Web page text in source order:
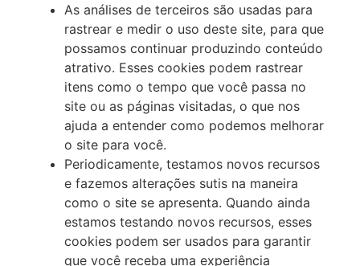
As análises de terceiros são usadas para
rastrear e medir o uso deste site, para que
possamos continuar produzindo conteúdo
atrativo. Esses cookies podem rastrear
itens como o tempo que você passa no
site ou as páginas visitadas, o que nos
ajuda a entender como podemos melhorar
o site para você.
Periodicamente, testamos novos recursos
e fazemos alterações sutis na maneira
como o site se apresenta. Quando ainda
estamos testando novos recursos, esses
cookies podem ser usados para garantir
que você receba uma experiência